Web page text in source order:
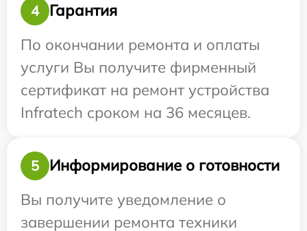
4
Гарантия
По окончании ремонта и оплаты
услуги Вы получите фирменный
сертификат на ремонт устройства
Infratech сроком на 36 месяцев.
5
Информирование о готовности
Вы получите уведомление о
завершении ремонта техники